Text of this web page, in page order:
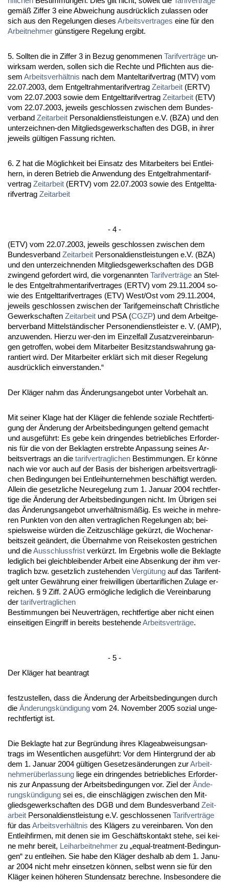
gemäß Zif­fer 3 ei­ne Ab­wei­chung aus­drück­lich zu­las­sen oder
sich aus den Re­ge­lun­gen die­ses Ar­beits­ver­tra­ges ei­ne für den
Ar­beit­neh­mer güns­ti­ge­re Re­ge­lung er­gibt.
5. Soll­ten die in Zif­fer 3 in Be­zug ge­nom­me­nen Ta­rif­verträge un­
wirk­sam wer­den, sol­len sich die Rech­te und Pflich­ten aus die­
sem Ar­beits­verhält­nis nach dem Man­tel­ta­rif­ver­trag (MTV) vom
22.07.2003, dem Ent­gelt­rah­men­ta­rif­ver­trag Zeit­ar­beit (ERTV)
vom 22.07.2003 so­wie dem Ent­gelt­ta­rif­ver­trag Zeit­ar­beit (ETV)
vom 22.07.2003, je­weils ge­schlos­sen zwi­schen dem Bun­des­
ver­band Zeit­ar­beit Per­so­nal­dienst­leis­tun­gen e.V. (BZA) und den
un­ter­zeich­nen-den Mit­glieds­ge­werk­schaf­ten des DGB, in ih­rer
je­weils gülti­gen Fas­sung rich­ten.
6. Z hat die Möglich­keit bei Ein­satz des Mit­ar­bei­ters bei Ent­lei­
hern, in de­ren Be­trieb die An­wen­dung des Ent­gelt­rah­men­ta­rif­
ver­trag Zeit­ar­beit (ERTV) vom 22.07.2003 so­wie des Ent­gelt­ta­
rif­ver­trag Zeit­ar­beit
- 4 -
(ETV) vom 22.07.2003, je­weils ge­schlos­sen zwi­schen dem
Bun­des­ver­band Zeit­ar­beit Per­so­nal­dienst­leis­tun­gen e.V. (BZA)
und den un­ter­zeich­nen­den Mit­glieds­ge­werk­schaf­ten des DGB
zwin­gend ge­for­dert wird, die vor­ge­nann­ten Ta­rif­verträge an Stel­
le des Ent­gelt­rah­men­ta­rif­ver­tra­ges (ERTV) vom 29.11.2004 so­
wie des Ent­gelt­ta­rif­ver­tra­ges (ETV) West/Ost vom 29.11.2004,
je­weils ge­schlos­sen zwi­schen der Ta­rif­ge­mein­schaft Christ­li­che
Ge­werk­schaf­ten Zeit­ar­beit und PSA (CG­ZP) und dem Ar­beit­ge­
ber­ver­band Mit­telständi­scher Per­so­nen­dienst­leis­ter e. V. (AMP),
an­zu­wen­den. Hier­zu wer-den im Ein­zel­fall Zu­satz­ver­ein­ba­run­
gen ge­trof­fen, wo­bei dem Mit­ar­bei­ter Be­sitz­stands­wah­rung ga­
ran­tiert wird. Der Mit­ar­bei­ter erklärt sich mit die­ser Re­ge­lung
aus­drück­lich ein­ver­stan­den.“
Der Kläger nahm das Ände­rungs­an­ge­bot un­ter Vor­be­halt an.
Mit sei­ner Kla­ge hat der Kläger die feh­len­de so­zia­le Recht­fer­ti­
gung der Ände­rung der Ar­beits­be­din­gun­gen gel­tend ge­macht
und aus­geführt: Es ge­be kein drin­gen­des be­trieb­li­ches Er­for­der­
nis für die von der Be­klag­ten er­streb­te An­pas­sung sei­nes Ar­
beits­ver­trags an die ta­rif­ver­trag­li­chen Be­stim­mun­gen. Er könne
nach wie vor auch auf der Ba­sis der bis­he­ri­gen ar­beits­ver­trag­li­
chen Be­din­gun­gen bei Ent­lei­h­un­ter­neh­men beschäftigt wer­den.
Al­lein die ge­setz­li­che Neu­re­ge­lung zum 1. Ja­nu­ar 2004 recht­fer­
ti­ge die Ände­rung der Ar­beits­be­din­gun­gen nicht. Im Übri­gen sei
das Ände­rungs­an­ge­bot un­verhält­nismäßig. Es wei­che in meh­re­
ren Punk­ten von den al­ten ver­trag­li­chen Re­ge­lun­gen ab; bei­
spiels­wei­se würden die Zeit­zu­schläge gekürzt, die Wo­chen­ar­
beits­zeit geändert, die Über­nah­me von Rei­se­kos­ten ge­stri­chen
und dieAus­schluss­frist verkürzt. Im Er­geb­nis wol­le die Be­klag­te
le­dig­lich bei gleich­blei­ben­der Ar­beit ei­ne Ab­sen­kung der ihm ver­
trag­lich bzw. ge­setz­lich zu­ste­hen­den Vergütung auf das Ta­ri­fent­
gelt un­ter Gewährung ei­ner frei­wil­li­gen über­ta­rif­li­chen Zu­la­ge er­
rei­chen. § 9 Ziff. 2 AÜG ermögli­che le­dig­lich die Ver­ein­ba­rung
der ta­rif­ver­trag­li­chen
Be­stim­mun­gen bei Neu­verträgen, recht­fer­ti­ge aber nicht ei­nen
ein­sei­ti­gen Ein­griff in be­reits be­ste­hen­deAr­beits­verträge.
- 5 -
Der Kläger hat be­an­tragt
fest­zu­stel­len, dass die Ände­rung der Ar­beits­be­din­gun­gen durch
die Ände­rungskündi­gung vom 24. No­vem­ber 2005 so­zi­al un­ge­
recht­fer­tigt ist.
Die Be­klag­te hat zur Be­gründung ih­res Kla­ge­ab­wei­sungs­an­
trags im We­sent­li­chen aus­geführt: Vor dem Hin­ter­grund der ab
dem 1. Ja­nu­ar 2004 gülti­gen Ge­set­zesände­run­gen zurAr­beit­
neh­merüber­las­sung lie­ge ein drin­gen­des be­trieb­li­ches Er­for­der­
nis zur An­pas­sung der Ar­beits­be­din­gun­gen vor. Ziel der Ände­
rungskündi­gung sei es, die ein­schlägi­gen zwi­schen den Mit­
glieds­ge­werk­schaf­ten des DGB und dem Bun­des­ver­band Zeit­
ar­beit Per­so­nal­dienst­leis­tung e.V. ge­schlos­se­nen Ta­rif­verträge
für das Ar­beits­verhält­nis des Klägers zu ver­ein­ba­ren. Von den
Ent­leih­fir­men, mit de­nen sie im Geschäfts­kon­takt ste­he, sei kei­
ne mehr be­reit, Leih­ar­beit­neh­mer zu „equal-tre­at­ment-Be­din­gun­
gen“ zu ent­lei­hen. Sie ha­be den Kläger des­halb ab dem 1. Ja­nu­
ar 2004 nicht mehr ein­set­zen können, selbst wenn sie für den
Kläger kei­nen höhe­ren St­un­den­satz be­rech­ne. Ins­be­son­de­re die